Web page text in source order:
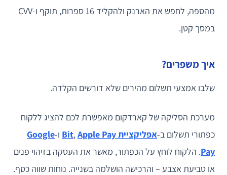
מהספה, לחפש את הארנק ולהקליד 16 ספרות, תוקף ו-CVV
במסך קטן.
איך משפרים?
שלבו אמצעי תשלום מהירים שלא דורשים הקלדה.
מערכת הסליקה של קארדקום מאפשרת לכם להציג ללקוח
כפתורי תשלום ב-אפליקציית Bit ,Apple Pay ו-Google
Pay. הלקוח לוחץ על הכפתור, מאשר את העסקה בזיהוי פנים
או טביעת אצבע – והרכישה הושלמה בשנייה. נוחות שווה כסף.